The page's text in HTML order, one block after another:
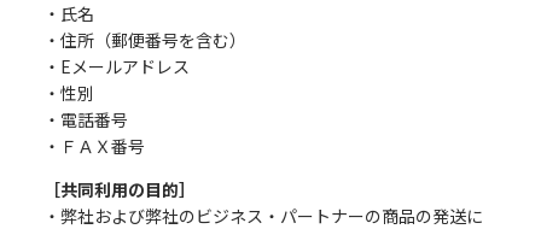
・氏名
・住所（郵便番号を含む）
・Eメールアドレス
・性別
・電話番号
・ＦＡＸ番号
［共同利用の目的］
・弊社および弊社のビジネス・パートナーの商品の発送に